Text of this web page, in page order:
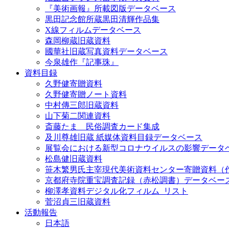
『美術画報』所載図版データベース
黒田記念館所蔵黒田清輝作品集
X線フィルムデータベース
森岡柳蔵旧蔵資料
國華社旧蔵写真資料データベース
今泉雄作『記事珠』
資料目録
久野健寄贈資料
久野健寄贈ノート資料
中村傳三郎旧蔵資料
山下菊二関連資料
斎藤たま 民俗調査カード集成
及川尊雄旧蔵 紙媒体資料目録データベース
展覧会における新型コロナウイルスの影響データ
松島健旧蔵資料
笹木繁男氏主宰現代美術資料センター寄贈資料（
京都府寺院重宝調査記録（赤松調書）データベー
柳澤孝資料デジタル化フィルム_リスト
菅沼貞三旧蔵資料
活動報告
日本語